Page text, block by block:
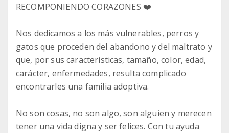
RECOMPONIENDO CORAZONES ❤️
Nos dedicamos a los más vulnerables, perros y
gatos que proceden del abandono y del maltrato y
que, por sus características, tamaño, color, edad,
carácter, enfermedades, resulta complicado
encontrarles una familia adoptiva.
No son cosas, no son algo, son alguien y merecen
tener una vida digna y ser felices. Con tu ayuda